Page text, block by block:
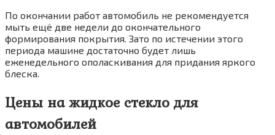
По окончании работ автомобиль не рекомендуется
мыть ещё две недели до окончательного
формирования покрытия. Зато по истечении этого
периода машине достаточно будет лишь
еженедельного ополаскивания для придания яркого
блеска.
Цены на жидкое стекло для
автомобилей